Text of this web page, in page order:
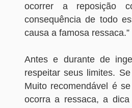
ocorrer a reposição
consequência de todo
causa a famosa ressaca.”
Antes e durante de
respeitar seus limites.
Muito recomendável é
ocorra a ressaca, a